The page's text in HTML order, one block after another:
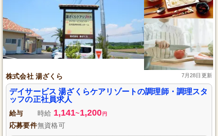
株式会社 湯ざくら 7月28日更新
デイサービス 湯ざくらケアリゾートの調理師・調理スタ
ッフの正社員求人
給与 時給 1,141~1,200 円
応募要件無資格可